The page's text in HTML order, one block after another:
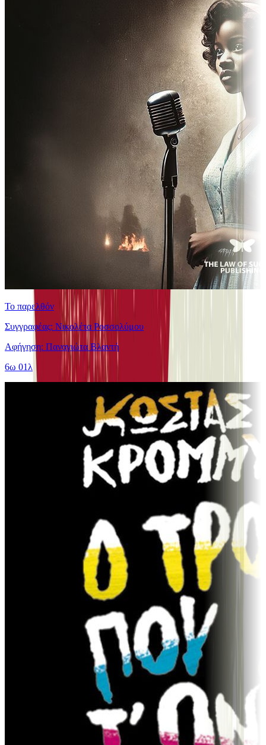
Το παρελθόν
Συγγραφέας: Νικολέτα Ροσσολύμου
Αφήγηση: Παναγιώτα Βλαντή
6ω 01λ